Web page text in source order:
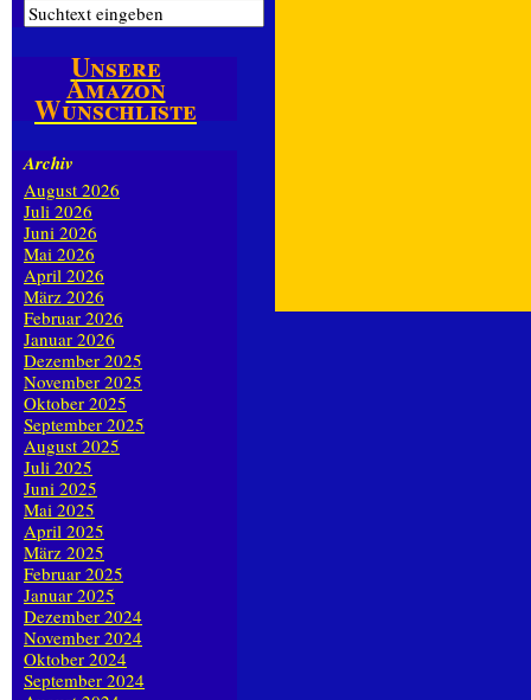
Unsere
Amazon
Wunschliste
Archiv
August 2026
Juli 2026
Juni 2026
Mai 2026
April 2026
März 2026
Februar 2026
Januar 2026
Dezember 2025
November 2025
Oktober 2025
September 2025
August 2025
Juli 2025
Juni 2025
Mai 2025
April 2025
März 2025
Februar 2025
Januar 2025
Dezember 2024
November 2024
Oktober 2024
September 2024